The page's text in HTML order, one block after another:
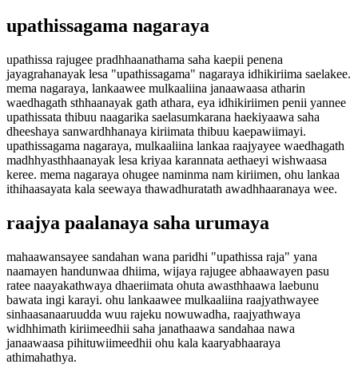
upathissagama nagaraya
upathissa rajugee pradhhaanathama saha kaepii penena
jayagrahanayak lesa "upathissagama" nagaraya idhikiriima saelakee.
mema nagaraya, lankaawee mulkaaliina janaawaasa atharin
waedhagath sthhaanayak gath athara, eya idhikiriimen penii yannee
upathissata thibuu naagarika saelasumkarana haekiyaawa saha
dheeshaya sanwardhhanaya kiriimata thibuu kaepawiimayi.
upathissagama nagaraya, mulkaaliina lankaa raajyayee waedhagath
madhhyasthhaanayak lesa kriyaa karannata aethaeyi wishwaasa
keree. mema nagaraya ohugee naminma nam kiriimen, ohu lankaa
ithihaasayata kala seewaya thawadhuratath awadhhaaranaya wee.
raajya paalanaya saha urumaya
mahaawansayee sandahan wana paridhi "upathissa raja" yana
naamayen handunwaa dhiima, wijaya rajugee abhaawayen pasu
ratee naayakathwaya dhaeriimata ohuta awasthhaawa laebunu
bawata ingi karayi. ohu lankaawee mulkaaliina raajyathwayee
sinhaasanaaruudda wuu rajeku nowuwadha, raajyathwaya
widhhimath kiriimeedhii saha janathaawa sandahaa nawa
janaawaasa pihituwiimeedhii ohu kala kaaryabhaaraya
athimahathya.